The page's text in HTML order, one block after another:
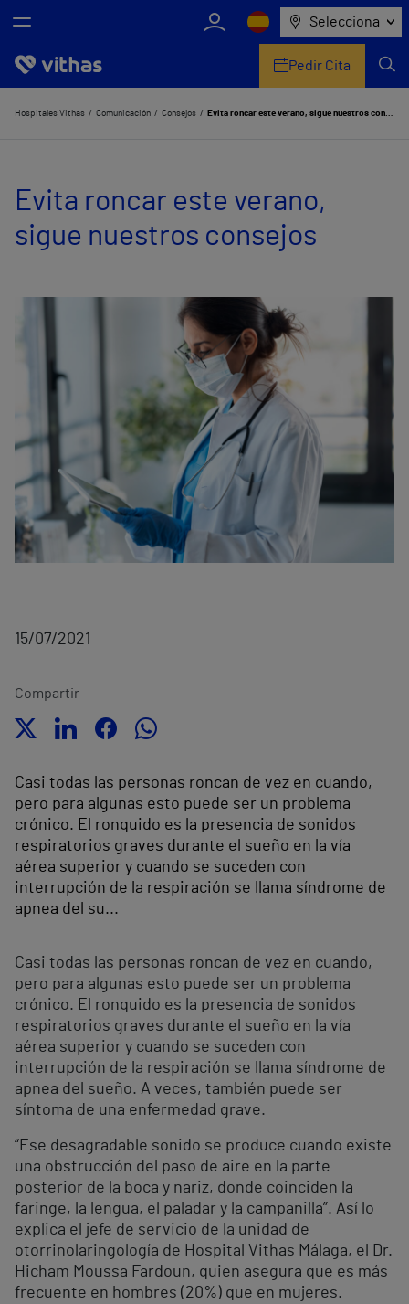
Selecciona
Nosotros
Servicios de salud
Equipo médico y asistencial
Pedir Cita
Hospitales Vithas Comunicación Consejos Evita roncar este verano, sigue nuestros consejos
Evita roncar este verano,
sigue nuestros consejos
15/07/2021
Compartir
Casi todas las personas roncan de vez en cuando,
pero para algunas esto puede ser un problema
crónico. El ronquido es la presencia de sonidos
respiratorios graves durante el sueño en la vía
aérea superior y cuando se suceden con
interrupción de la respiración se llama síndrome de
apnea del su...
Casi todas las personas roncan de vez en cuando,
pero para algunas esto puede ser un problema
crónico. El ronquido es la presencia de sonidos
respiratorios graves durante el sueño en la vía
aérea superior y cuando se suceden con
interrupción de la respiración se llama síndrome de
apnea del sueño. A veces, también puede ser
síntoma de una enfermedad grave.
“Ese desagradable sonido se produce cuando existe
una obstrucción del paso de aire en la parte
posterior de la boca y nariz, donde coinciden la
faringe, la lengua, el paladar y la campanilla”. Así lo
explica el jefe de servicio de la unidad de
otorrinolaringología de Hospital Vithas Málaga, el Dr.
Hicham Moussa Fardoun, quien asegura que es más
frecuente en hombres (20%) que en mujeres.